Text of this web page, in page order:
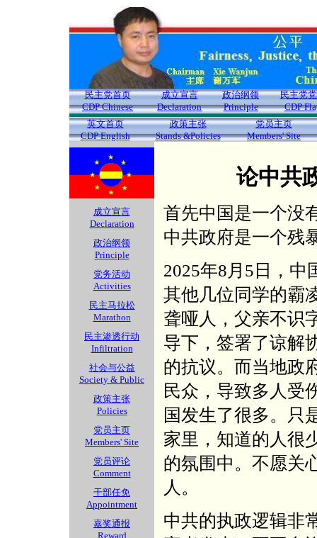
民主党首页
CDP Chinese
成立宣言
Declaration
政治纲领
Principle
民主党
CDP
英文首页
CDP English
政策主张
Stands &Policies
党员主页
Members' Site
成立宣言
Declaration
政治纲领
Principle
党务活动
Activities
民主马拉松
Marathon
民主渗透行动
Infiltration
社会与公益
Society & Public
政策主张
Policies
党员主页
Members' Site
党员评论
Comment
干部任免
Appointment
嘉奖通报
Reward
论中共
首先中国是一个没
中共政府是一个残
2025年8月5日，中
其他几位同学的霸
聋哑人，父亲不识
导下，签署了谅解
的抗议。而当地政
民众，导致多人受
国发生了很多。只
家里，知道的人很
的氛围中。不愿关
人。
中共的执政逻辑非